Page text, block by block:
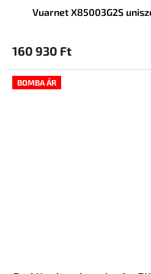
Vuarnet X85003G2S
160 930 Ft
BOMBA ÁR